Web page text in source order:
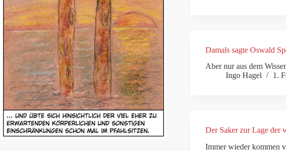
Damals sagte Oswald
Aber nur aus dem
Ingo Hagel
1.
Der Saker zur Lage der
Immer wieder kommen